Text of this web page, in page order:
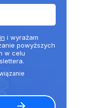
i wyrażam
powyższych
w celu